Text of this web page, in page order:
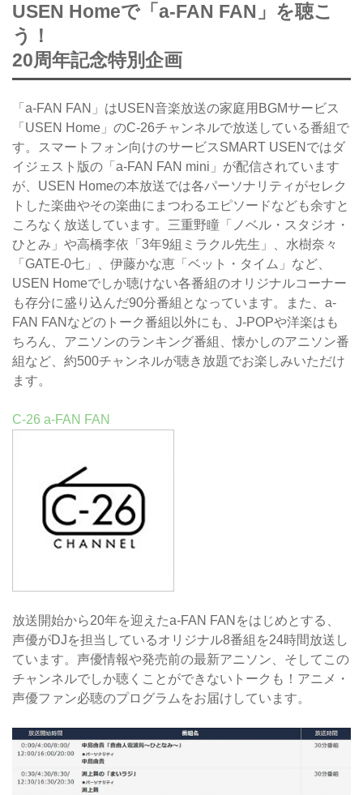
USEN Homeで「a-FAN FAN」を聴こ
う！
20周年記念特別企画
「a-FAN FAN」はUSEN音楽放送の家庭用BGMサービス
「USEN Home」のC-26チャンネルで放送している番組で
す。スマートフォン向けのサービスSMART USENではダ
イジェスト版の「a-FAN FAN mini」が配信されています
が、USEN Homeの本放送では各パーソナリティがセレク
トした楽曲やその楽曲にまつわるエピソードなども余すと
ころなく放送しています。三重野瞳「ノベル・スタジオ・
ひとみ」や高橋李依「3年9組ミラクル先生」、水樹奈々
「GATE-0七」、伊藤かな恵「ベット・タイム」など、
USEN Homeでしか聴けない各番組のオリジナルコーナー
も存分に盛り込んだ90分番組となっています。また、a-
FAN FANなどのトーク番組以外にも、J-POPや洋楽はも
ちろん、アニソンのランキング番組、懐かしのアニソン番
組など、約500チャンネルが聴き放題でお楽しみいただけ
ます。
C-26 a-FAN FAN
放送開始から20年を迎えたa-FAN FANをはじめとする、
声優がDJを担当しているオリジナル8番組を24時間放送し
ています。声優情報や発売前の最新アニソン、そしてこの
チャンネルでしか聴くことができないトークも！アニメ・
声優ファン必聴のプログラムをお届けしています。